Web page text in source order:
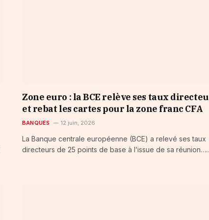
Zone euro : la BCE relève ses taux
et rebat les cartes pour la zone franc CFA
BANQUES 12 juin, 2026
La Banque centrale européenne (BCE) a relevé ses taux
directeurs de 25 points de base à l’issue de sa